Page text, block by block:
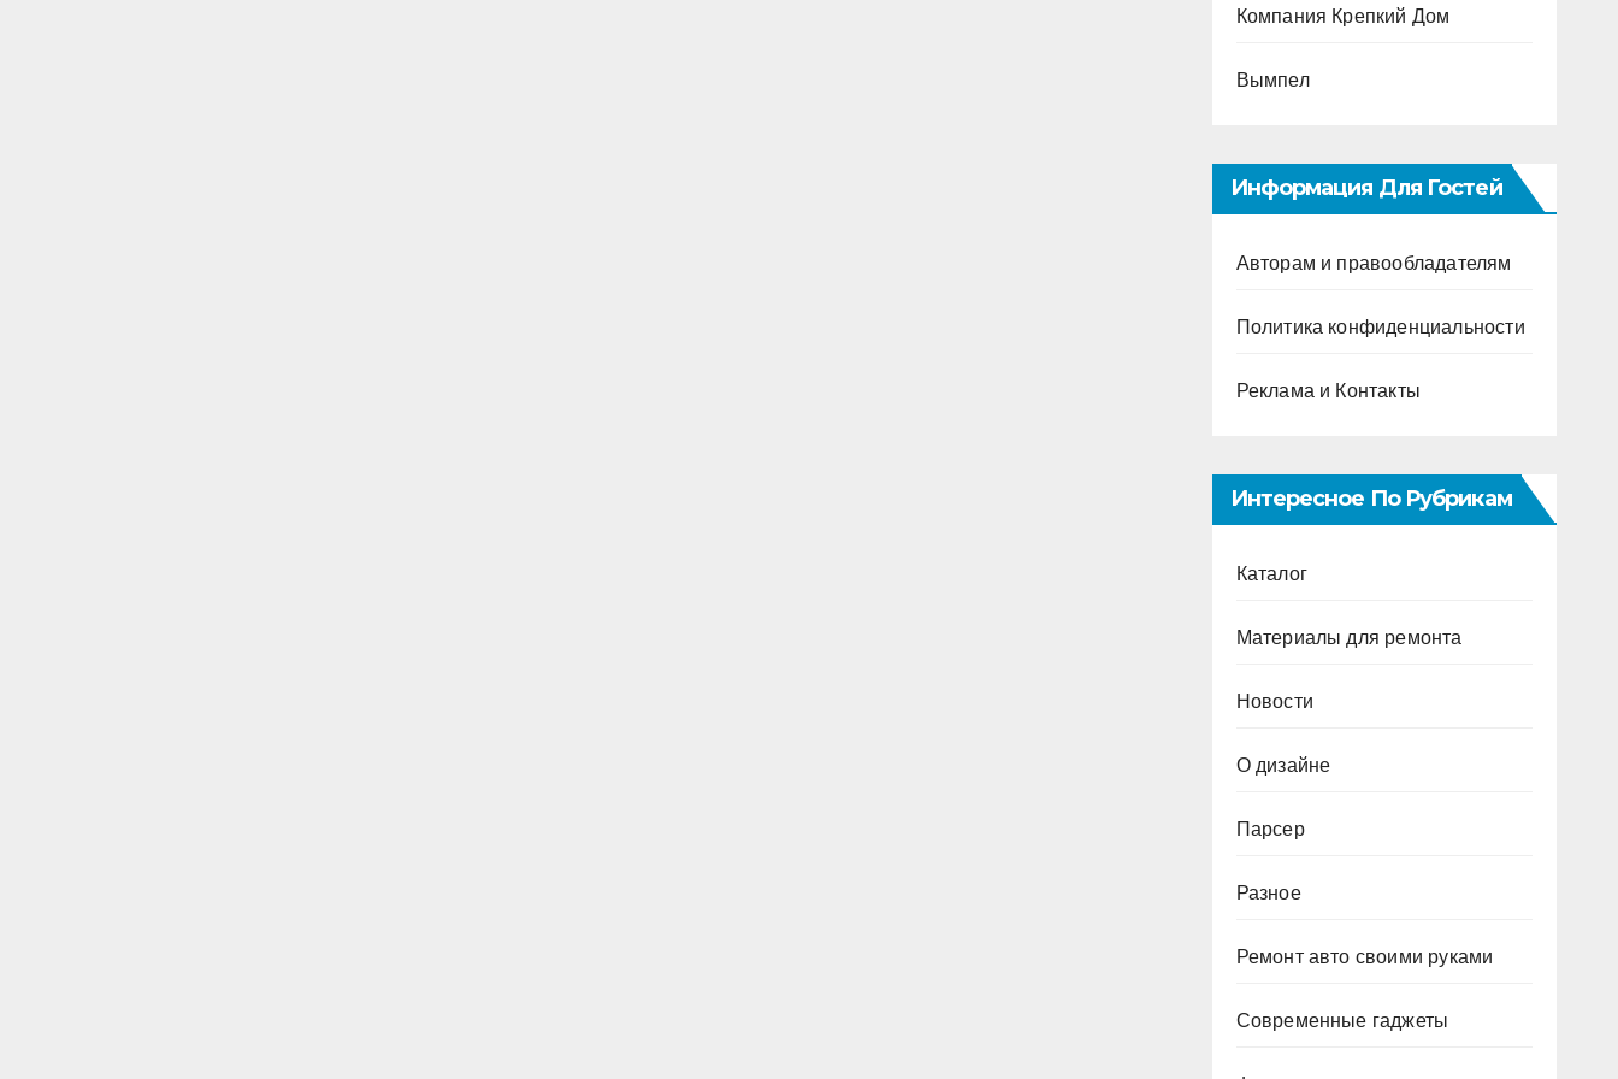
Компания Крепкий Дом
Вымпел
Информация Для Гостей
Авторам и правообладателям
Политика конфиденциальности
Реклама и Контакты
Интересное По Рубрикам
Каталог
Материалы для ремонта
Новости
О дизайне
Парсер
Разное
Ремонт авто своими руками
Современные гаджеты